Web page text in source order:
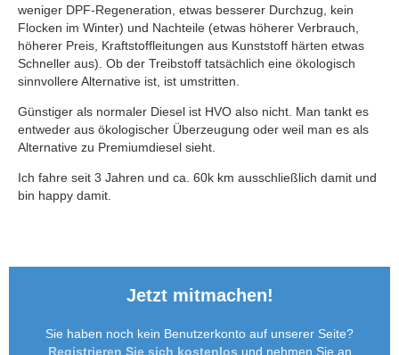
weniger DPF-Regeneration, etwas besserer Durchzug, kein
Flocken im Winter) und Nachteile (etwas höherer Verbrauch,
höherer Preis, Kraftstoffleitungen aus Kunststoff härten etwas
Schneller aus). Ob der Treibstoff tatsächlich eine ökologisch
sinnvollere Alternative ist, ist umstritten.
Günstiger als normaler Diesel ist HVO also nicht. Man tankt es
entweder aus ökologischer Überzeugung oder weil man es als
Alternative zu Premiumdiesel sieht.
Ich fahre seit 3 Jahren und ca. 60k km ausschließlich damit und
bin happy damit.
Jetzt mitmachen!
Sie haben noch kein Benutzerkonto auf unserer Seite?
Registrieren Sie sich kostenlos und nehmen Sie an